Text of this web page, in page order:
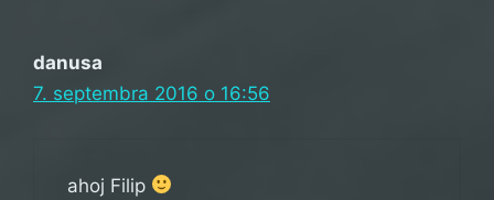
danusa
7. septembra 2016 o 16:56
ahoj Filip